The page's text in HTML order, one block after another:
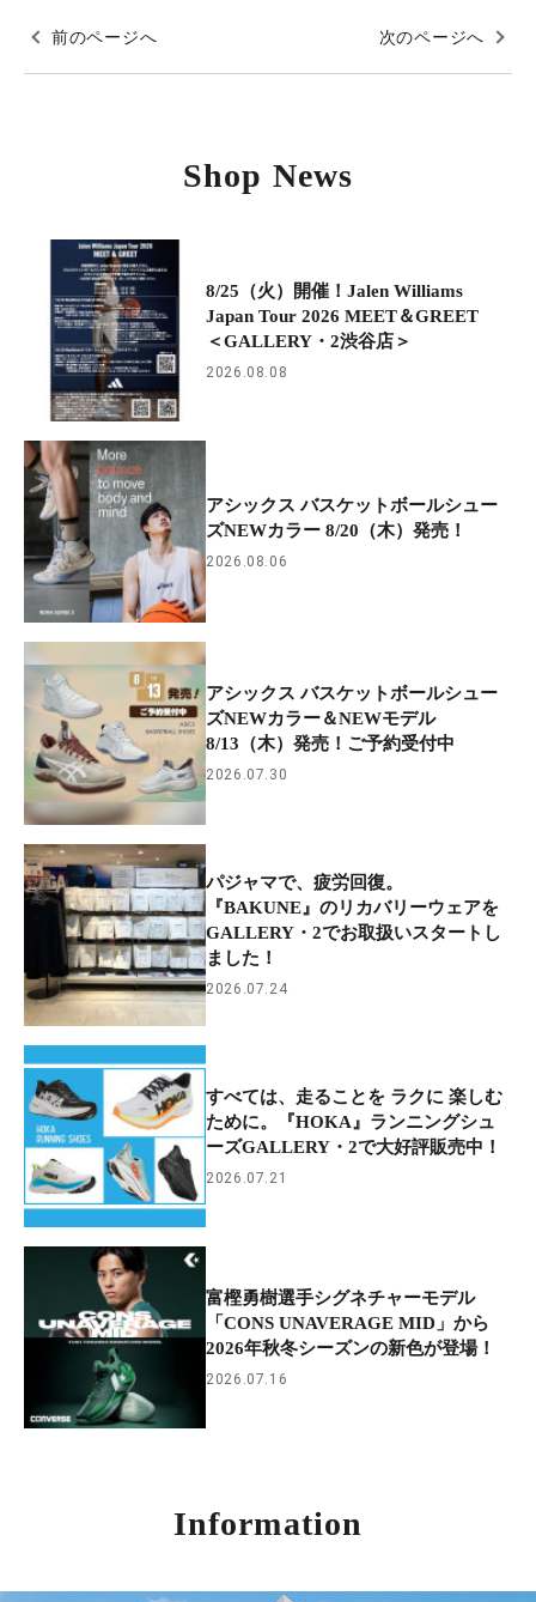
前のページへ 次のページへ
Shop News
8/25（火）開催！Jalen Williams
Japan Tour 2026 MEET＆GREET
＜GALLERY・2渋谷店＞
2026.08.08
アシックス バスケットボールシュー
ズNEWカラー 8/20（木）発売！
2026.08.06
アシックス バスケットボールシュー
ズNEWカラー＆NEWモデル
8/13（木）発売！ご予約受付中
2026.07.30
パジャマで、疲労回復。
『BAKUNE』のリカバリーウェアを
GALLERY・2でお取扱いスタートし
ました！
2026.07.24
すべては、走ることを ラクに 楽しむ
ために。『HOKA』ランニングシュ
ーズGALLERY・2で大好評販売中！
2026.07.21
富樫勇樹選手シグネチャーモデル
「CONS UNAVERAGE MID」から
2026年秋冬シーズンの新色が登場！
2026.07.16
Information